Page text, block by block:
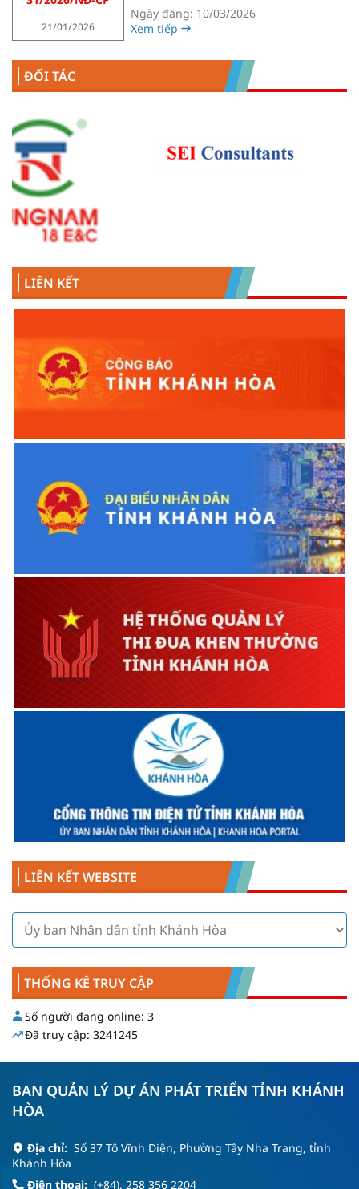
21/01/2026
Ngày đăng: 10/03/2026
Xem tiếp
ĐỐI TÁC
LIÊN KẾT
LIÊN KẾT WEBSITE
THỐNG KÊ TRUY CẬP
Số người đang online: 3
Đã truy cập: 3241245
BAN QUẢN LÝ DỰ ÁN PHÁT TRIỂN TỈNH KHÁNH
HÒA
Địa chỉ: Số 37 Tô Vĩnh Diện, Phường Tây Nha Trang, tỉnh
Khánh Hòa
Điện thoại: (+84). 258 356 2204